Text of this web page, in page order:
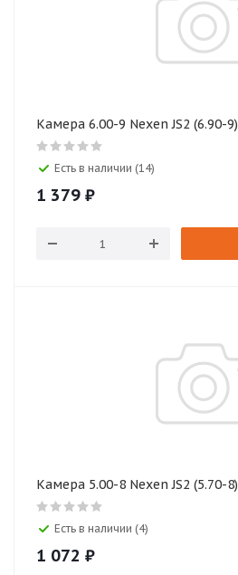
Камера 6.00-9 Nexen JS2 (6.90-9)
Есть в наличии (14)
1 379 ₽
Камера 5.00-8 Nexen JS2 (5.70-8)
Есть в наличии (4)
1 072 ₽